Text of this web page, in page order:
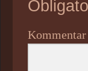
Kommentar